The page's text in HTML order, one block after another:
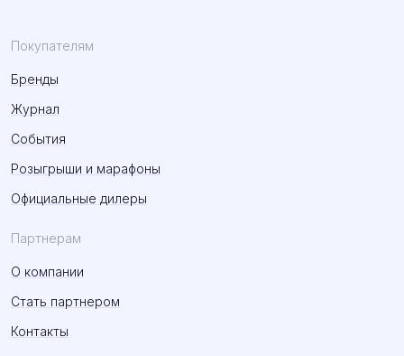
Покупателям
Бренды
Журнал
События
Розыгрыши и марафоны
Официальные дилеры
Партнерам
О компании
Стать партнером
Контакты